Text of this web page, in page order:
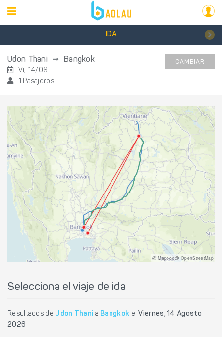
IDA
Udon Thani Bangkok
Vi, 14/08
1 Pasajeros
CAMBIAR
@ Mapbox @ OpenStreetMap
Selecciona el viaje de ida
Resultados de Udon Thani a Bangkok elViernes, 14 Agosto
2026